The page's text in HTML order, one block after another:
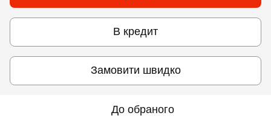
В кредит
Замовити швидко
До обраного